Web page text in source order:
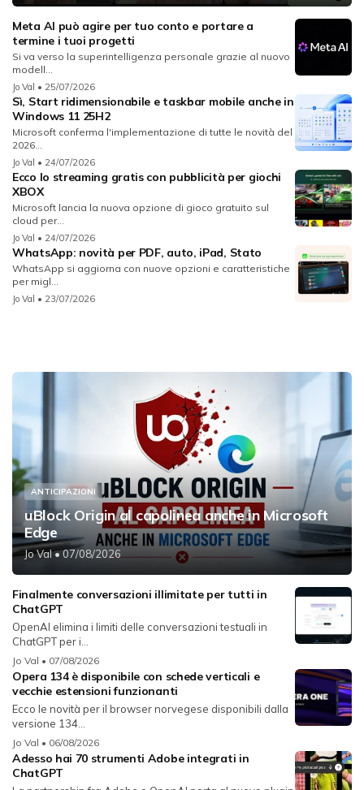
Meta AI può agire per tuo conto e portare a
termine i tuoi progetti
Si va verso la superintelligenza personale grazie al nuovo
modell...
Jo Val • 25/07/2026
Sì, Start ridimensionabile e taskbar mobile anche in
Windows 11 25H2
Microsoft conferma l'implementazione di tutte le novità del
2026...
Jo Val • 24/07/2026
Ecco lo streaming gratis con pubblicità per giochi
XBOX
Microsoft lancia la nuova opzione di gioco gratuito sul
cloud per...
Jo Val • 24/07/2026
WhatsApp: novità per PDF, auto, iPad, Stato
WhatsApp si aggiorna con nuove opzioni e caratteristiche
per migl...
Jo Val • 23/07/2026
ANTICIPAZIONI
uBlock Origin al capolinea anche in Microsoft
Edge
Jo Val• 07/08/2026
Finalmente conversazioni illimitate per tutti in
ChatGPT
OpenAI elimina i limiti delle conversazioni testuali in
ChatGPT per i...
Jo Val • 07/08/2026
Opera 134 è disponibile con schede verticali e
vecchie estensioni funzionanti
Ecco le novità per il browser norvegese disponibili dalla
versione 134...
Jo Val • 06/08/2026
Adesso hai 70 strumenti Adobe integrati in
ChatGPT